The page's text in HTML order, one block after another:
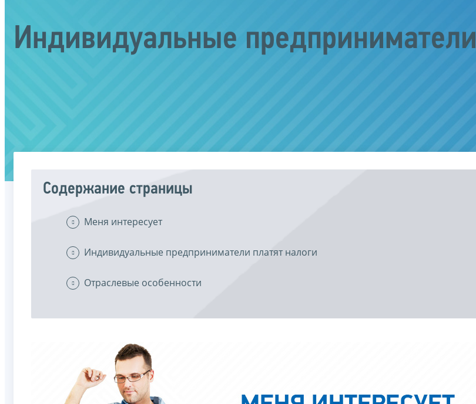
Индивидуальные предприниматели
Содержание страницы
Меня интересует
Индивидуальные предприниматели платят налоги
Отраслевые особенности